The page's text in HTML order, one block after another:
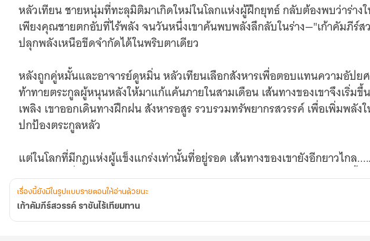
หลัวเทียน ชายหนุ่มที่ทะลุมิติมาเกิดใหม่ในโลกแห่งผู้ฝึกยุทธ์ กลับต้องพบว่าร่างใ
เพียงคุณชายตกอับที่ไร้พลัง จนวันหนึ่งเขาค้นพบพลังลึกลับในร่าง—"เก้าคัมภีร์ส
ปลุกพลังเหนือขีดจำกัดได้ในพริบตาเดียว
หลังถูกคู่หมั้นและอาจารย์ดูหมิ่น หลัวเทียนเลือกสังหารเพื่อตอบแทนความอัปย
ท้าทายตระกูลผู้หนุนหลังให้มาแก้แค้นภายในสามเดือน เส้นทางของเขาจึงเริ่มขึ้
เพลิง เขาออกเดินทางฝึกฝน สังหารอสูร รวบรวมทรัพยากรสวรรค์ เพื่อเพิ่มพลัง
ปกป้องตระกูลหลัว
แต่ในโลกที่มีกฎแห่งผู้แข็งแกร่งเท่านั้นที่อยู่รอด เส้นทางของเขายังอีกยาวไกล...
และทุกก้าวที่เขาเดิน — คือก้าวสู่การเป็น ราชันไร้เทียมทาน ผู้พิชิตสวรรค์เก้าชั้
เรื่องนี้ยังมีในรูปแบบรายตอนให้อ่านด้วยนะ
เก้าคัมภีร์สวรรค์ ราชันไร้เทียมทาน